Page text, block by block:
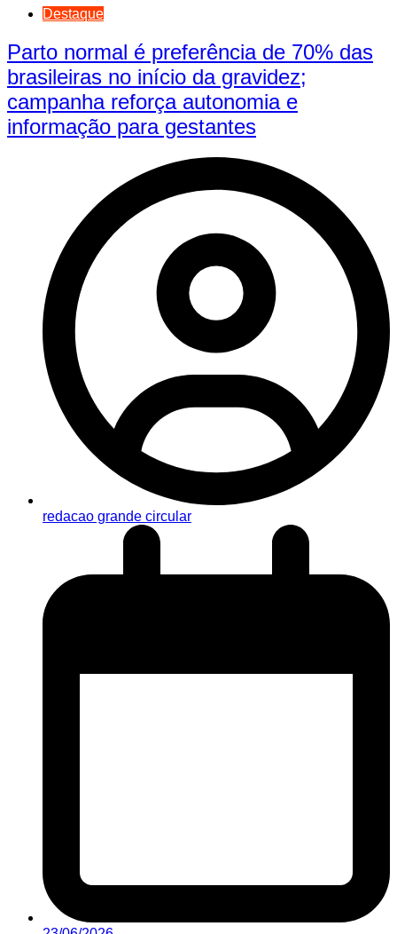
Destaque
Parto normal é preferência de 70% das
brasileiras no início da gravidez;
campanha reforça autonomia e
informação para gestantes
redacao grande circular